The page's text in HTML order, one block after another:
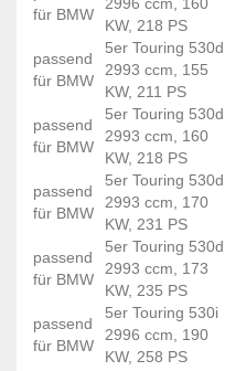
für BMW
KW, 218 PS
passend
für BMW
5er Touring 530d
2993 ccm, 155
KW, 211 PS
passend
für BMW
5er Touring 530d
2993 ccm, 160
KW, 218 PS
passend
für BMW
5er Touring 530d
2993 ccm, 170
KW, 231 PS
passend
für BMW
5er Touring 530d
2993 ccm, 173
KW, 235 PS
passend
für BMW
5er Touring 530i
2996 ccm, 190
KW, 258 PS